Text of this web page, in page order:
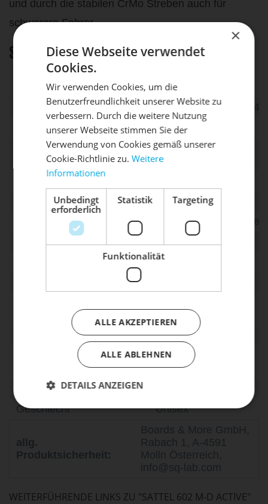
und durch die stabilen CrMo Streben auch für
schwerere Fahrer.
Spezifikation
Einsatzbereich/Fahrradtyp
Trekking
Gewicht in g
ca. 470 / 475 / 480 /
active Technologie
Ja - Comfort
Breite in cm (effektiv
nutzbare Sitzfläche)
14 / 15 / 16 / 17
Material Streben
CRMO (SOLID)
Material Sattelschale
Glass Fibre
Material Polster
Comfort Foam
Microfibre
Dammbereich in %
80
maximale Belastung in kg
150
Anzugsmoment in nm
E-Bike Ready
Geschlecht
Unisex
allg.
Produktsicherheit:
Boards & More GmbH,
Rabach 1, A-4591
Molln Österreich,
info@sq-lab.com
WEITERFÜHRENDE LINKS ZU "SATTEL 602 M-D ACTIVE"
X
DIE SONNE LACHT, DEIN
RAD ERWACHT
Mach dein Bike frühlingsfit - gönn
ihm den Service, den es verdient!
Dein Bike braucht Service, Wartung
oder ein Update?
Buche dir jetzt deinen Termin.
×
Diese Webseite verwendet
Cookies.
Wir verwenden Cookies, um die
Benutzerfreundlichkeit unserer Website zu
verbessern. Durch die weitere Nutzung
unserer Webseite stimmen Sie der
Verwendung von Cookies gemäß unserer
Cookie-Richtlinie zu.Weitere
Informationen
Unbedingt
erforderlich
Statistik Targeting
Funktionalität
ALLE AKZEPTIEREN
ALLE ABLEHNEN
DETAILS ANZEIGEN